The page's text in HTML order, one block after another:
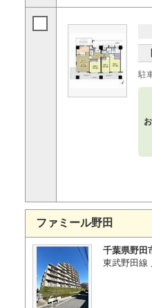
駐
ファミール野田
千葉県野田
東武野田線